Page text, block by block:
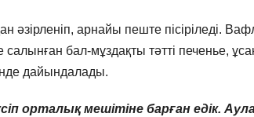
арнайы пеште пісіріледі.
бал-мұздақты тәтті печенье,
дайындалады.
орталық мешітіне барған едік.